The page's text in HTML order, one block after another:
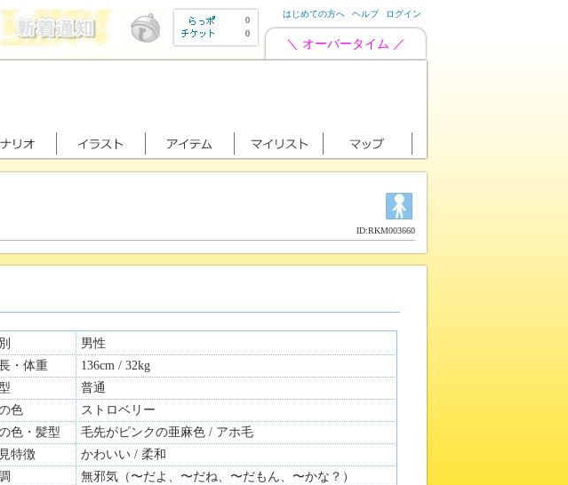
0
0
はじめての方へ ヘルプ ログイン
＼ オーバータイム ／
ID:RKM003660
男性
・体重
136cm / 32kg
普通
色
ストロベリー
色・髪型
毛先がピンクの亜麻色 / アホ毛
特徴
かわいい / 柔和
無邪気（〜だよ、〜だね、〜だもん、〜かな？）